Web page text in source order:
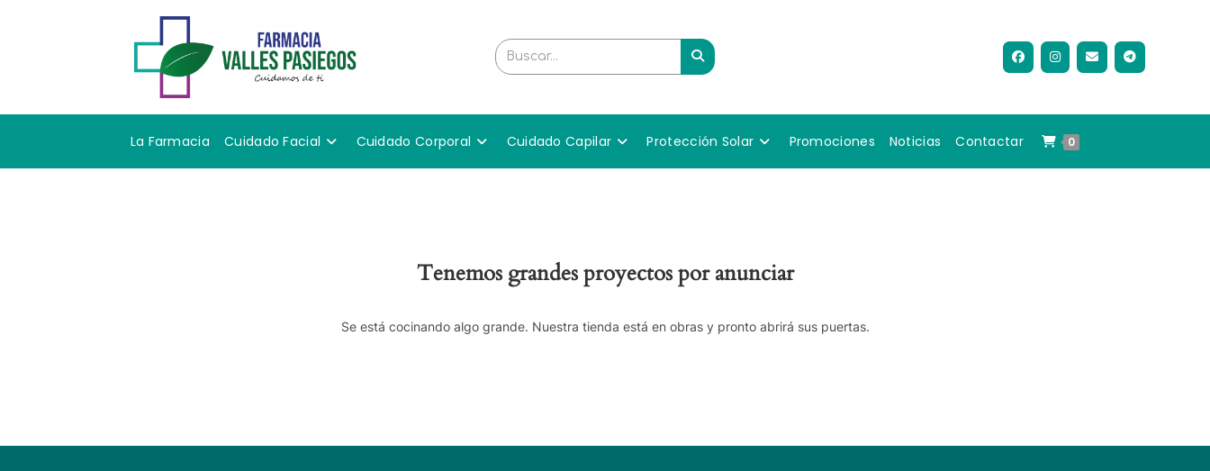
Buscar...
La Farmacia Cuidado Facial Cuidado Corporal Cuidado Capilar Protección Solar Promociones Noticias Contactar 0
Tenemos grandes proyectos por anunciar
Se está cocinando algo grande. Nuestra tienda está en obras y pronto abrirá sus puertas.